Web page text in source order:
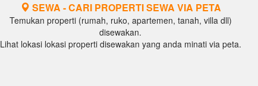
SEWA - CARI PROPERTI SEWA VIA PETA
Temukan properti (rumah, ruko, apartemen, tanah, villa dll)
disewakan.
Lihat lokasi lokasi properti disewakan yang anda minati via peta.